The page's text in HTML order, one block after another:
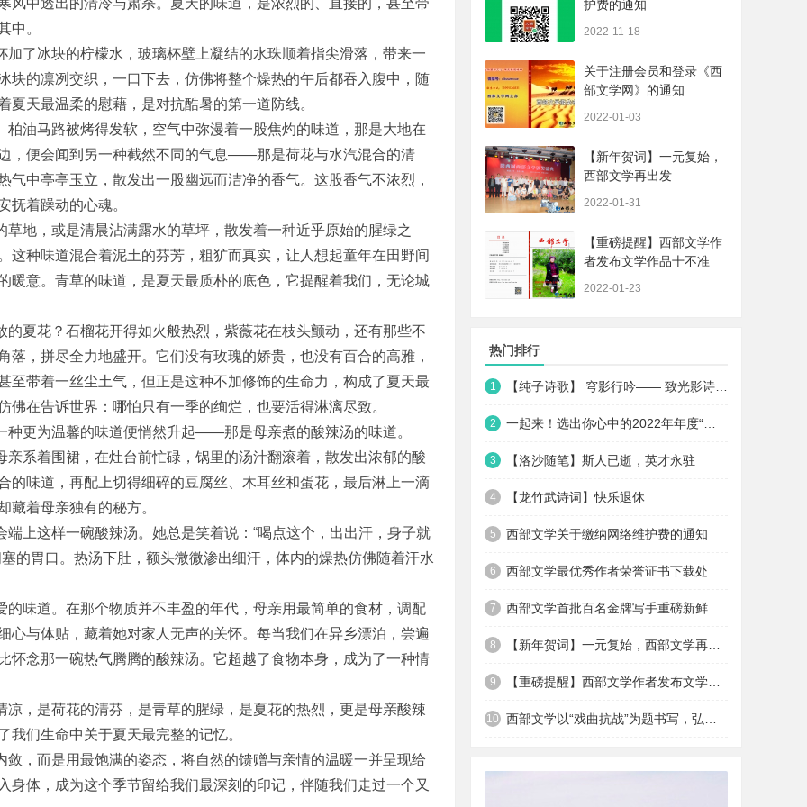
风中透出的清冷与肃杀。夏天的味道，是浓烈的、直接的，甚至带
中。
冰块的柠檬水，玻璃杯壁上凝结的水珠顺着指尖滑落，带来一
块的凛冽交织，一口下去，仿佛将整个燥热的午后都吞入腹中，随
天最温柔的慰藉，是对抗酷暑的第一道防线。
马路被烤得发软，空气中弥漫着一股焦灼的味道，那是大地在
，便会闻到另一种截然不同的气息——那是荷花与水汽混合的清
中亭亭玉立，散发出一股幽远而洁净的香气。这股香气不浓烈，
抚着躁动的心魂。
，或是清晨沾满露水的草坪，散发着一种近乎原始的腥绿之
这种味道混合着泥土的芬芳，粗犷而真实，让人想起童年在田野间
暖意。青草的味道，是夏天最质朴的底色，它提醒着我们，无论城
花？石榴花开得如火般热烈，紫薇花在枝头颤动，还有那些不
，拼尽全力地盛开。它们没有玫瑰的娇贵，也没有百合的高雅，
至带着一丝尘土气，但正是这种不加修饰的生命力，构成了夏天最
在告诉世界：哪怕只有一季的绚烂，也要活得淋漓尽致。
更为温馨的味道便悄然升起——那是母亲煮的酸辣汤的味道。
着围裙，在灶台前忙碌，锅里的汤汁翻滚着，散发出浓郁的酸
的味道，再配上切得细碎的豆腐丝、木耳丝和蛋花，最后淋上一滴
藏着母亲独有的秘方。
这样一碗酸辣汤。她总是笑着说：“喝点这个，出出汗，身子就
的胃口。热汤下肚，额头微微渗出细汗，体内的燥热仿佛随着汗水
道。在那个物质并不丰盈的年代，母亲用最简单的食材，调配
心与体贴，藏着她对家人无声的关怀。每当我们在异乡漂泊，尝遍
怀念那一碗热气腾腾的酸辣汤。它超越了食物本身，成为了一种情
是荷花的清芬，是青草的腥绿，是夏花的热烈，更是母亲酸辣
们生命中关于夏天最完整的记忆。
而是用最饱满的姿态，将自然的馈赠与亲情的温暖一并呈现给
体，成为这个季节留给我们最深刻的印记，伴随我们走过一个又
护费的通知
2022-11-18
关于注册会员和登录《西
部文学网》的通知
2022-01-03
【新年贺词】一元复始，
西部文学再出发
2022-01-31
【重磅提醒】西部文学作
者发布文学作品十不准
2022-01-23
热门排行
1
2
3 【洛沙随笔】斯人已逝，英才永驻
4 【龙竹武诗词】快乐退休
5 西部文学关于缴纳网络维护费的通知
6 西部文学最优秀作者荣誉证书下载处
7
8
9
10